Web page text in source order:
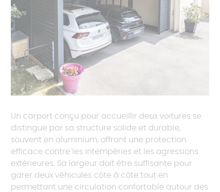
Un carport conçu pour accueillir deux voitures se
distingue par sa structure solide et durable,
souvent en aluminium, offrant une protection
efficace contre les intempéries et les agressions
extérieures. Sa largeur doit être suffisante pour
garer deux véhicules côte à côte tout en
permettant une circulation confortable autour des